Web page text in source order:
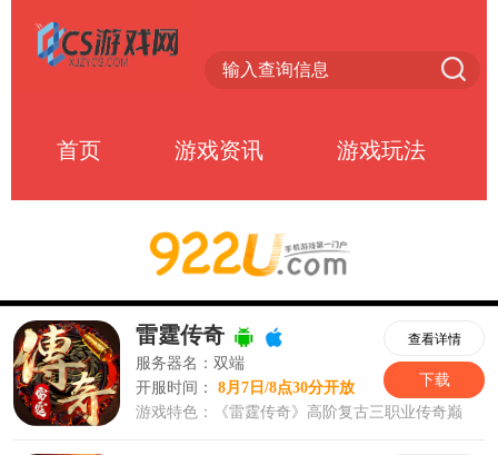
首页 游戏资讯 游戏玩法